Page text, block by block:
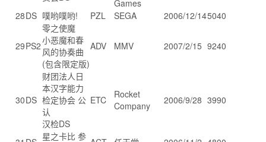
Games
28DS 噗哟噗哟! PZL SEGA 2006/12/145040
29PS2
零之使魔
小恶魔和春
风的协奏曲
(包含限定版)
ADV MMV 2007/2/15 9240
30DS
财团法人日
本汉字能力
检定协会 公
认
汉检DS
ETC
Rocket
Company
2006/9/28 3990
星之卡比 参